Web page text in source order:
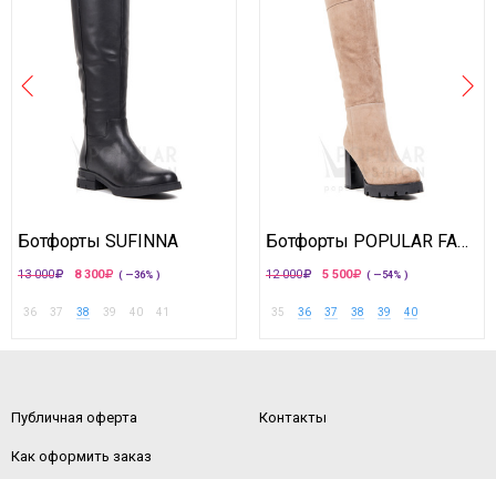
Ботфорты SUFINNA
13 000 8 300 ( —36% )
36 37 38 39 40 41
Ботфорты POPULAR FASHION
12 000 5 500 ( —54% )
35 36 37 38 39 40
Публичная оферта
Как оформить заказ
Контакты